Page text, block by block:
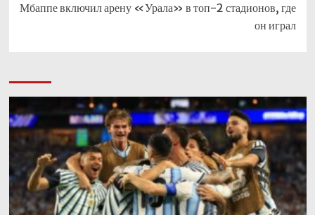
Мбаппе включил арену «Урала» в топ-2 стадионов, где
он играл